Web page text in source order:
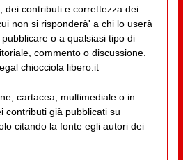
dei contributi e correttezza dei
non si risponderà' a chi lo userà
o a qualsiasi tipo di
commento o discussione.
chiocciola libero.it
cartacea, multimediale o in
contributi già pubblicati su
citando la fonte egli autori dei